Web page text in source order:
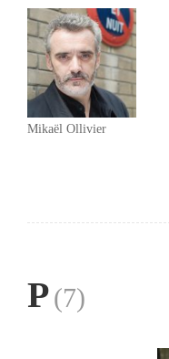
Mikaël Ollivier
P(7)